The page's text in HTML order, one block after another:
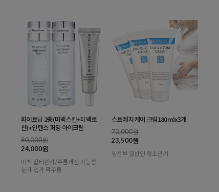
화이트닝 2종(미백스킨+미백로
션)+인텐스 퍼밍 아이크림
80,000원
24,000원
미백 잡티관리/주름개선 기능성
눈가 입가 목주름
스트레치 케어 크림180mlx3개
72,000원
23,500원
임산부 일반인 청소년기